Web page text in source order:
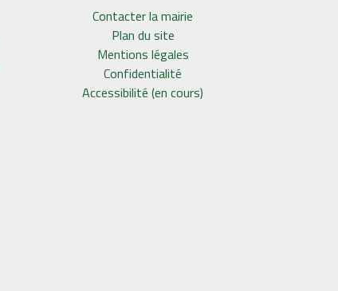
Contacter la mairie
Plan du site
Mentions légales
Confidentialité
Accessibilité (en cours)